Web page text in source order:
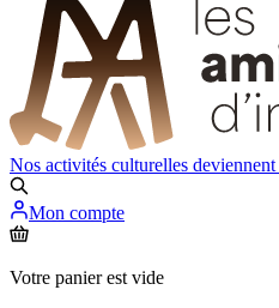
Nos activités culturelles deviennent
Mon compte
Votre panier est vide